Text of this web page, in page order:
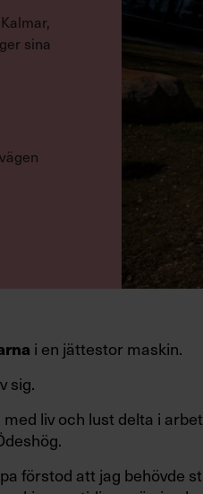
sina
i en jättestor maskin.
sig.
liv och lust delta i
förstod att jag behövde